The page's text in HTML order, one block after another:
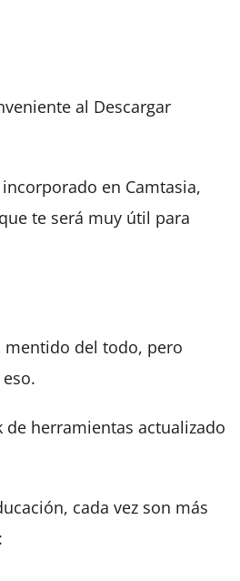
al Descargar
en Camtasia,
te será muy útil para
mentido del todo, pero
herramientas actualizado
cada vez son más